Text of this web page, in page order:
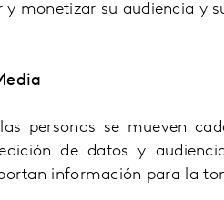
y monetizar su audiencia y
personas se mueven
de datos y
información para la